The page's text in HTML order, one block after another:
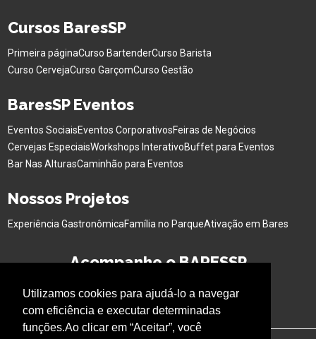
Utilizamos cookies para ajudá-lo a navegar
com eficiência e executar determinadas
funções.Ao clicar em “Aceitar”, você
Cursos BaresSP
Primeira páginaCurso BartenderCurso Barista
Curso CervejaCurso GarçomCurso Gestão
BaresSP Eventos
Eventos SociaisEventos CorporativosFeiras de Negócios
Cervejas EspeciaisWorkshops InterativoBuffet para Eventos
Bar Nas AlturasCaminhão para Eventos
Nossos Projetos
Experiência GastronômicaFamília no ParqueAtivação em Bares
Acompanhe o BARESSP